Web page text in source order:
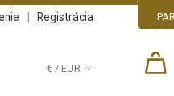
| Registrácia
€ / EUR